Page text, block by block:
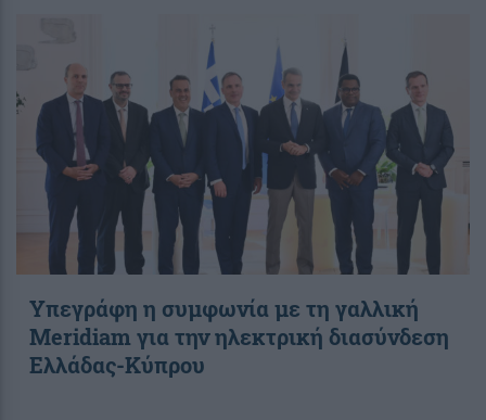
Υπεγράφη η συμφωνία με τη γαλλική
Meridiam για την ηλεκτρική διασύνδεση
Ελλάδας-Κύπρου